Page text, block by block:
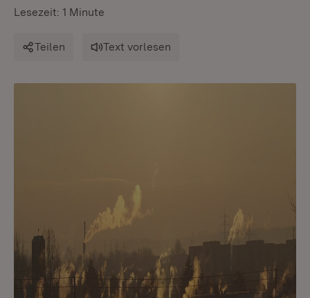
Lesezeit: 1 Minute
Teilen Text vorlesen